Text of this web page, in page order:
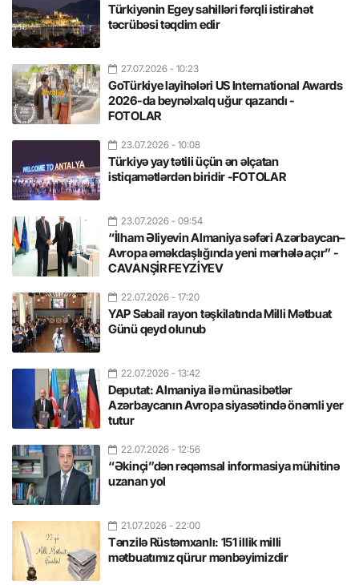
Türkiyənin Egey sahilləri fərqli istirahət
təcrübəsi təqdim edir
27.07.2026 - 10:23
GoTürkiye layihələri US International Awards
2026-da beynəlxalq uğur qazandı -
FOTOLAR
23.07.2026 - 10:08
Türkiyə yay tətili üçün ən əlçatan
istiqamətlərdən biridir -FOTOLAR
23.07.2026 - 09:54
“İlham Əliyevin Almaniya səfəri Azərbaycan–
Avropa əməkdaşlığında yeni mərhələ açır” -
CAVANŞİR FEYZİYEV
22.07.2026 - 17:20
YAP Səbail rayon təşkilatında Milli Mətbuat
Günü qeyd olunub
22.07.2026 - 13:42
Deputat: Almaniya ilə münasibətlər
Azərbaycanın Avropa siyasətində önəmli yer
tutur
22.07.2026 - 12:56
“Əkinçi”dən rəqəmsal informasiya mühitinə
uzanan yol
21.07.2026 - 22:00
Tənzilə Rüstəmxanlı: 151 illik milli
mətbuatımız qürur mənbəyimizdir